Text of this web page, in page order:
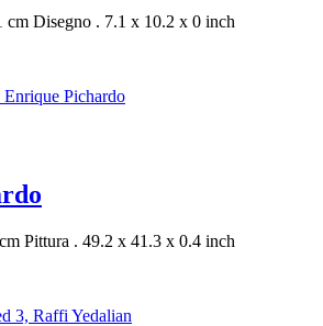
cm Disegno . 7.1 x 10.2 x 0 inch
Pittura . 49.2 x 41.3 x 0.4 inch